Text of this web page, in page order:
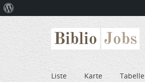
Biblio Jobs
Liste Karte Tabelle
WordPress